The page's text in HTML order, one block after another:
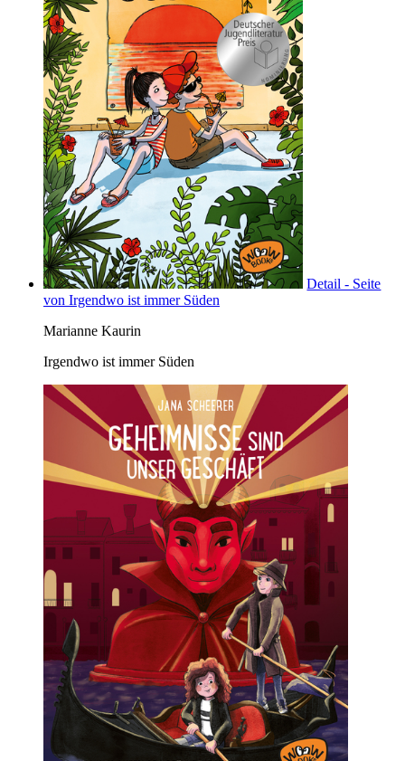
Detail - Seite
von Irgendwo ist immer Süden
Marianne Kaurin
Irgendwo ist immer Süden